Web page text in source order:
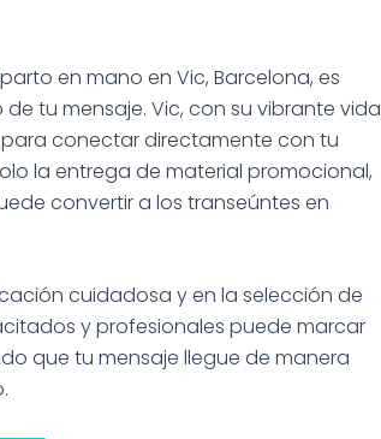
en mano en Vic, Barcelona, es
tu mensaje. Vic, con su vibrante vida
conectar directamente con tu
la entrega de material promocional,
convertir a los transeúntes en
cuidadosa y en la selección de
y profesionales puede marcar
que tu mensaje llegue de manera